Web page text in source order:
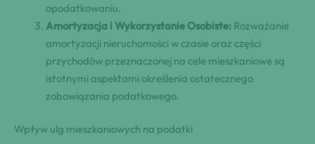
opodatkowaniu.
Amortyzacja i Wykorzystanie Osobiste: Rozważanie
amortyzacji nieruchomości w czasie oraz części
przychodów przeznaczonej na cele mieszkaniowe są
istotnymi aspektami określenia ostatecznego
zobowiązania podatkowego.
Wpływ ulg mieszkaniowych na podatki